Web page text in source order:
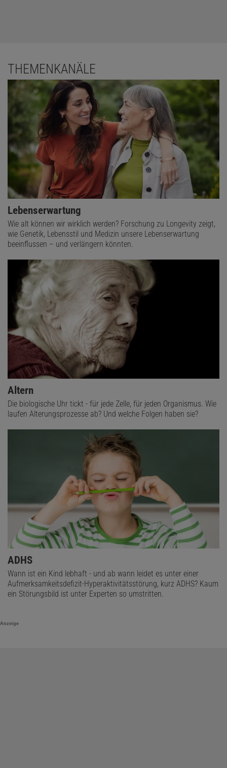
THEMENKANÄLE
Lebenserwartung
Wie alt können wir wirklich werden? Forschung zu Longevity zeigt,
wie Genetik, Lebensstil und Medizin unsere Lebenserwartung
beeinflussen – und verlängern könnten.
Altern
Die biologische Uhr tickt - für jede Zelle, für jeden Organismus. Wie
laufen Alterungsprozesse ab? Und welche Folgen haben sie?
ADHS
Wann ist ein Kind lebhaft - und ab wann leidet es unter einer
Aufmerksamkeitsdefizit-Hyperaktivitätsstörung, kurz ADHS? Kaum
ein Störungsbild ist unter Experten so umstritten.
Anzeige